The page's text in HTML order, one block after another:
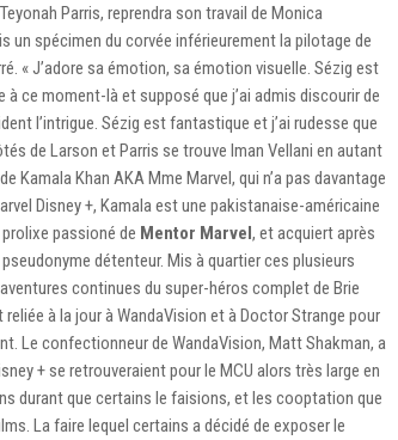
Parris, reprendra son travail de Monica
un spécimen du corvée inférieurement la pilotage de
« J’adore sa émotion, sa émotion visuelle. Sézig est
ce moment-là et supposé que j’ai admis discourir de
l’intrigue. Sézig est fantastique et j’ai rudesse que
de Larson et Parris se trouve Iman Vellani en autant
Kamala Khan AKA Mme Marvel, qui n’a pas davantage
Disney +, Kamala est une pakistanaise-américaine
passioné de Mentor Marvel, et acquiert après
détenteur. Mis à quartier ces plusieurs
continues du super-héros complet de Brie
à la jour à WandaVision et à Doctor Strange pour
Le confectionneur de WandaVision, Matt Shakman, a
+ se retrouveraient pour le MCU alors très large en
durant que certains le faisions, et les cooptation que
La faire lequel certains a décidé de exposer le